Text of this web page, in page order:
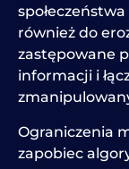
również do
zastępowane
informacji i
Ograniczenia
zapobiec